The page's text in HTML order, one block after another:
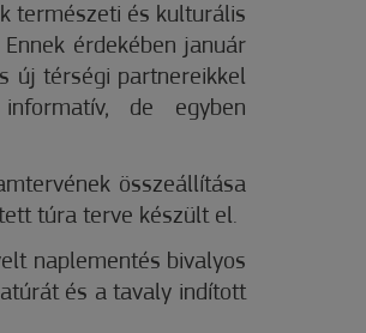
természeti és kulturális
érdekében január
új térségi partnereikkel
de egyben
összeállítása
túra terve készült el.
naplementés bivalyos
és a tavaly indított